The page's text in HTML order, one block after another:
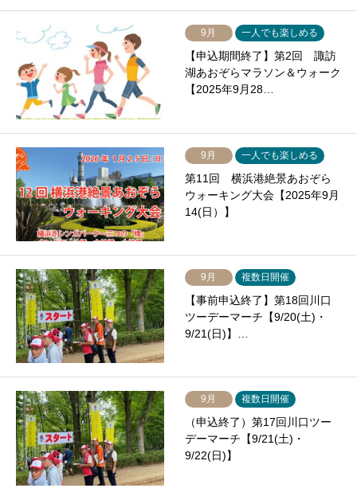
9月 一人でも楽しめる
【申込期間終了】第2回 諏訪
湖あおぞらマラソン＆ウォーク
【2025年9月28…
9月 一人でも楽しめる
第11回 横浜港絶景あおぞら
ウォーキング大会【2025年9月
14(日）】
9月 複数日開催
【事前申込終了】第18回川口
ツーデーマーチ【9/20(土)・
9/21(日)】…
9月 複数日開催
（申込終了）第17回川口ツー
デーマーチ【9/21(土)・
9/22(日)】